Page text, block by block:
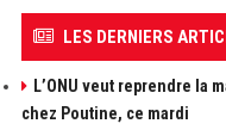
LES DERNIERS
L’ONU veut reprendre la
chez Poutine, ce mardi